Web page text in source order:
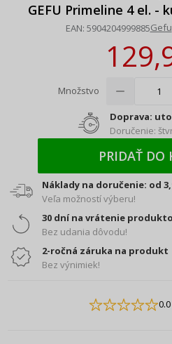
GEFU Primeline 4 el. -
EAN: 5904204999885Gefu
Množstvo
Doprava:
Doručenie:
PRIDAŤ DO
Náklady na doručenie: od
Veľa možností výberu!
30 dní na vrátenie
Bez udania dôvodu!
2-ročná záruka na produkt
Bez výnimiek!
0.0